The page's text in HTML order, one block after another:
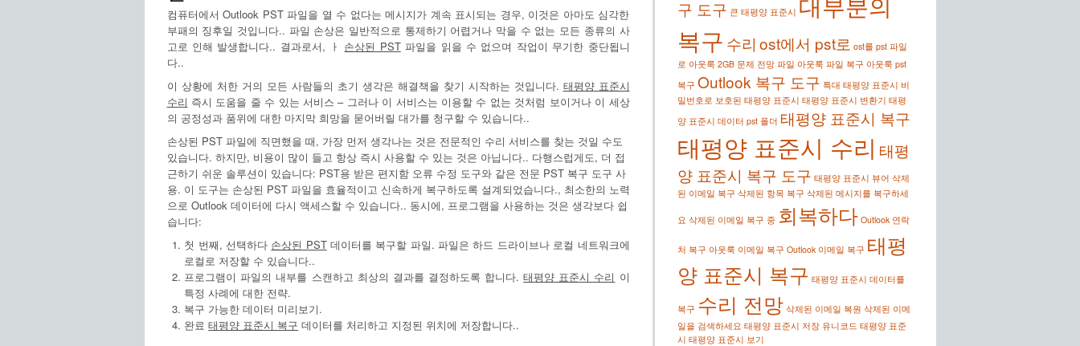
컴퓨터에서 Outlook PST 파일을 열 수 없다는 메시지가 계속 표시되는 경우, 이것은 아마도 심각한
부패의 징후일 것입니다.. 파일 손상은 일반적으로 통제하기 어렵거나 막을 수 없는 모든 종류의 사
고로 인해 발생합니다.. 결과로서, ㅏ 손상된 PST파일을 읽을 수 없으며 작업이 무기한 중단됩니
다..
이 상황에 처한 거의 모든 사람들의 초기 생각은 해결책을 찾기 시작하는 것입니다. 태평양 표준시
수리 즉시 도움을 줄 수 있는 서비스 – 그러나 이 서비스는 이용할 수 없는 것처럼 보이거나 이 세상
의 공정성과 품위에 대한 마지막 희망을 묻어버릴 대가를 청구할 수 있습니다..
손상된 PST 파일에 직면했을 때, 가장 먼저 생각나는 것은 전문적인 수리 서비스를 찾는 것일 수도
있습니다. 하지만, 비용이 많이 들고 항상 즉시 사용할 수 있는 것은 아닙니다.. 다행스럽게도, 더 접
근하기 쉬운 솔루션이 있습니다: PST용 받은 편지함 오류 수정 도구와 같은 전문 PST 복구 도구 사
용. 이 도구는 손상된 PST 파일을 효율적이고 신속하게 복구하도록 설계되었습니다., 최소한의 노력
으로 Outlook 데이터에 다시 액세스할 수 있습니다.. 동시에, 프로그램을 사용하는 것은 생각보다 쉽
습니다:
첫 번째, 선택하다 손상된 PST데이터를 복구할 파일. 파일은 하드 드라이브나 로컬 네트워크에
로컬로 저장할 수 있습니다..
프로그램이 파일의 내부를 스캔하고 최상의 결과를 결정하도록 합니다.태평양 표준시 수리 이
특정 사례에 대한 전략.
복구 가능한 데이터 미리보기.
완료태평양 표준시 복구 데이터를 처리하고 지정된 위치에 저장합니다..
구 도구 큰 태평양 표준시
복구 수리 ost에서 pst로 ost를 pst 파일
로 아웃룩 2GB 문제 전망 파일 아웃룩 파일 복구 아웃룩 pst
복구 Outlook 복구 도구 특대 태평양 표준시 비
밀번호로 보호된 태평양 표준시 태평양 표준시 변환기 태평
양 표준시 데이터 pst 폴더 태평양 표준시 복구
태평양 표준시 수리 태평
양 표준시 복구 도구 태평양 표준시 뷰어 삭제
된 이메일 복구 삭제된 항목 복구 삭제된 메시지를 복구하세
요 삭제된 이메일 복구 중 회복하다 Outlook 연락
처 복구 아웃룩 이메일 복구 Outlook 이메일 복구 태평
양 표준시 복구 태평양 표준시 데이터를
복구 수리 전망 삭제된 이메일 복원 삭제된 이메
일을 검색하세요 태평양 표준시 저장 유니코드 태평양 표준
시 태평양 표준시 보기